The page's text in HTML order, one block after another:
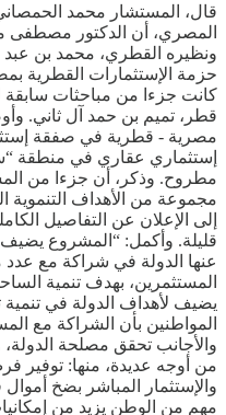
قال، المستشار محمد
المصري، أن الدكتور مصطفى
ونظيره القطري، محمد بن عبد
حزمة الإستثمارات القطرية
كانت جزءا من مباحثات سابقة
قطر، تميم بن حمد آل ثاني.
مصرية - قطرية في صفقة
إستثماري عقاري في منطقة
مطروح. وذكر، أن جزءا من
مجموعة من الأهداف التنموية
إلى الإعلان عن التفاصيل
قليلة. وأكمل: “المشروع
عنها الدولة في شراكة مع عدد
المستثمرين، بهدف تنمية
يضيف لأهداف الدولة في
المواطنين بأن الشراكة مع
والأجانب تحقق مصلحة
من أوجه عديدة، منها:
والإستثمار المباشر بضخ
مهم من الوطن يزيد من